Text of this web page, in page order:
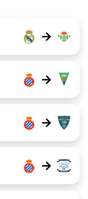
→
→
→
→